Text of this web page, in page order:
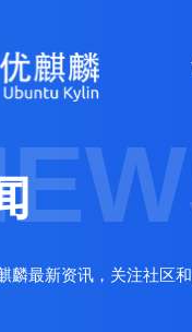
麟最新资讯，关注社区和